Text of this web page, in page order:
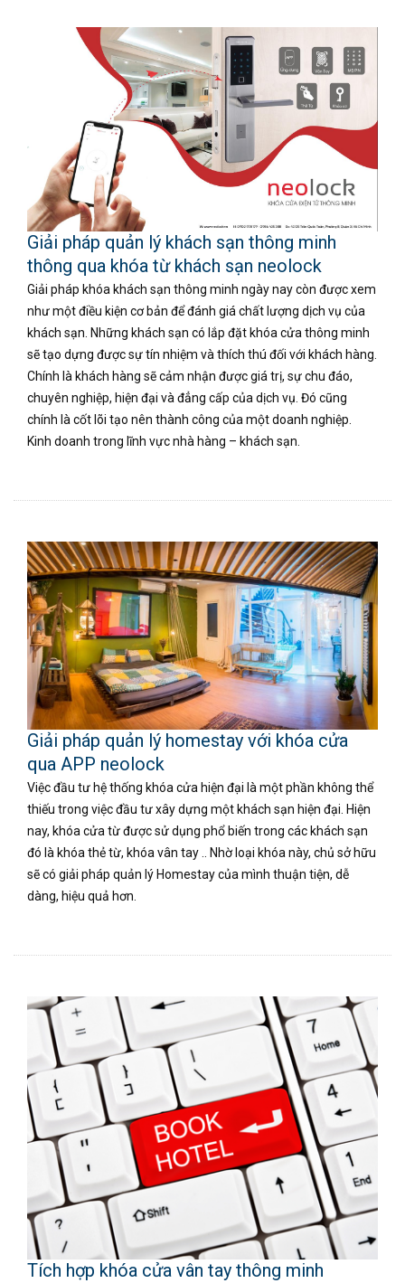
Giải pháp quản lý khách sạn thông minh
thông qua khóa từ khách sạn neolock
Giải pháp khóa khách sạn thông minh ngày nay còn được xem
như một điều kiện cơ bản để đánh giá chất lượng dịch vụ của
khách sạn. Những khách sạn có lắp đặt khóa cửa thông minh
sẽ tạo dựng được sự tín nhiệm và thích thú đối với khách hàng.
Chính là khách hàng sẽ cảm nhận được giá trị, sự chu đáo,
chuyên nghiệp, hiện đại và đẳng cấp của dịch vụ. Đó cũng
chính là cốt lõi tạo nên thành công của một doanh nghiệp.
Kinh doanh trong lĩnh vực nhà hàng – khách sạn.
Giải pháp quản lý homestay với khóa cửa
qua APP neolock
Việc đầu tư hệ thống khóa cửa hiện đại là một phần không thể
thiếu trong việc đầu tư xây dựng một khách sạn hiện đại. Hiện
nay, khóa cửa từ được sử dụng phổ biến trong các khách sạn
đó là khóa thẻ từ, khóa vân tay .. Nhờ loại khóa này, chủ sở hữu
sẽ có giải pháp quản lý Homestay của mình thuận tiện, dễ
dàng, hiệu quả hơn.
Tích hợp khóa cửa vân tay thông minh